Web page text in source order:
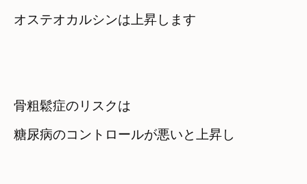
オステオカルシンは上昇します
骨粗鬆症のリスクは
糖尿病のコントロールが悪いと上昇し